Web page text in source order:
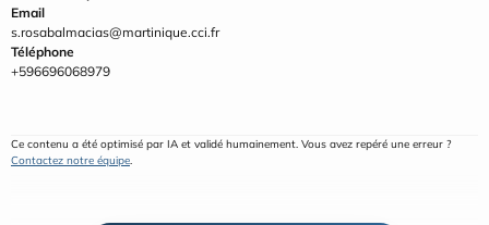
Email
s.rosabalmacias@martinique.cci.fr
Téléphone
+596696068979
Contactez notre équipe.